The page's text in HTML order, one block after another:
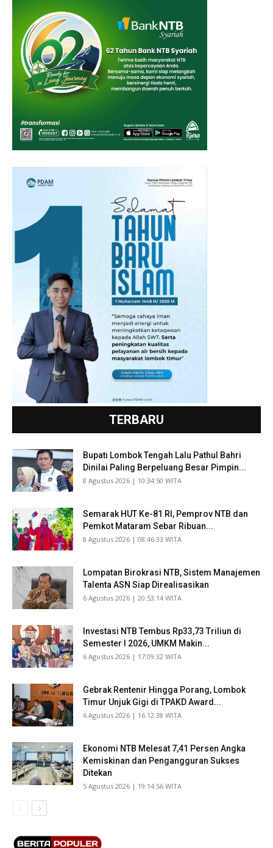
TERBARU
Bupati Lombok Tengah Lalu Pathul Bahri
Dinilai Paling Berpeluang Besar Pimpin...
​8 Agustus 2026 | 10:34:50 WITA
Semarak HUT Ke-81 RI, Pemprov NTB dan
Pemkot Mataram Sebar Ribuan...
​8 Agustus 2026 | 08:46:33 WITA
Lompatan Birokrasi NTB, Sistem Manajemen
Talenta ASN Siap Direalisasikan
​6 Agustus 2026 | 20:53:14 WITA
Investasi NTB Tembus Rp33,73 Triliun di
Semester I 2026, UMKM Makin...
​6 Agustus 2026 | 17:09:32 WITA
Gebrak Rentenir Hingga Porang, Lombok
Timur Unjuk Gigi di TPAKD Award...
​6 Agustus 2026 | 16:12:38 WITA
Ekonomi NTB Melesat 7,41 Persen Angka
Kemiskinan dan Pengangguran Sukses
Ditekan
​5 Agustus 2026 | 19:14:56 WITA